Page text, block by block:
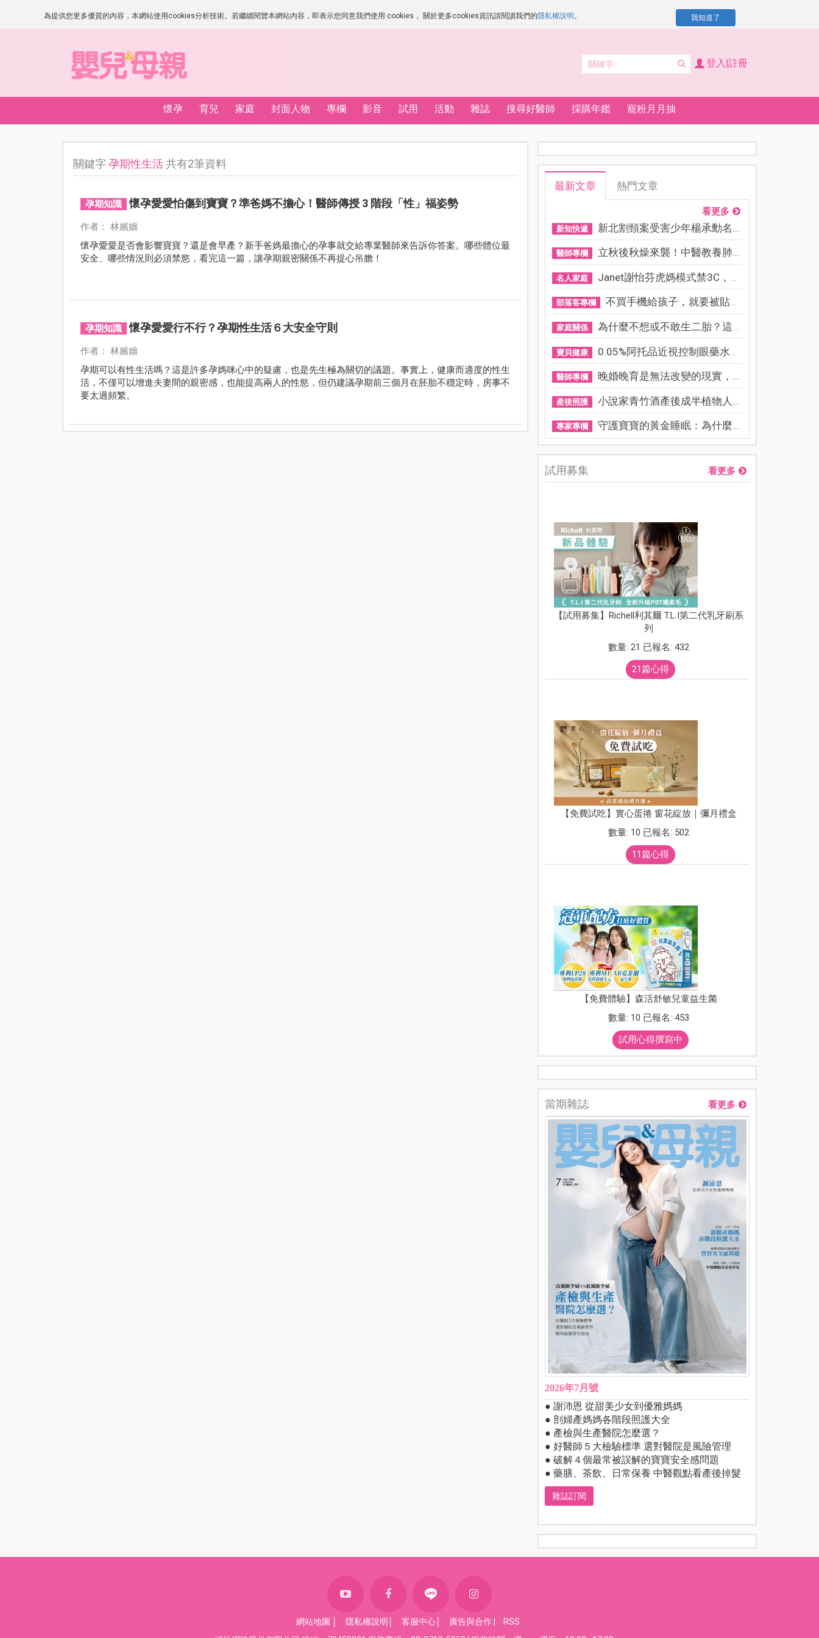
為提供您更多優質的內容，本網站使用cookies分析技術。若繼續閱覽本網站內容，即表示您同意我們使用 cookies， 關於更多cookies資訊請閱讀我們的隱私權說明 。 我知道了
登入|註冊
懷孕 育兒 家庭 封面人物 專欄 影音 試用 活動 雜誌 搜尋好醫師 採購年鑑 寵粉月月抽
關鍵字孕期性生活共有2筆資料
孕期知識 懷孕愛愛怕傷到寶寶？準爸媽不擔心！醫師傳授 3 階段「性」福姿勢
作者： 林嬪嬙
懷孕愛愛是否會影響寶寶？還是會早產？新手爸媽最擔心的孕事就交給專業醫師來告訴你答案。哪些體位最
安全、哪些情況則必須禁慾，看完這一篇，讓孕期親密關係不再提心吊膽！
孕期知識 懷孕愛愛行不行？孕期性生活６大安全守則
作者： 林嬪嬙
孕期可以有性生活嗎？這是許多孕媽咪心中的疑慮，也是先生極為關切的議題。事實上，健康而適度的性生
活，不僅可以增進夫妻間的親密感，也能提高兩人的性慾，但仍建議孕期前三個月在胚胎不穩定時，房事不
要太過頻繁。
最新文章 熱門文章
看更多
新知快遞 新北割頸案受害少年楊承勳名...
醫師專欄 立秋後秋燥來襲！中醫教養肺...
名人家庭 Janet謝怡芬虎媽模式禁3C，看...
部落客專欄 不買手機給孩子，就要被貼「...
家庭關係 為什麼不想或不敢生二胎？這8...
寶貝健康 0.05%阿托品近視控制眼藥水納...
醫師專欄 晚婚晚育是無法改變的現實，...
產後照護 小說家青竹酒產後成半植物人...
專家專欄 守護寶寶的黃金睡眠：為什麼...
試用募集 看更多
【試用募集】Richell利其爾 T.L.I第二代乳牙刷系
列
數量: 21 已報名: 432
21篇心得
【免費試吃】實心蛋捲 窗花綻放｜彌月禮盒
數量: 10 已報名: 502
11篇心得
【免費體驗】森活舒敏兒童益生菌
數量: 10 已報名: 453
試用心得撰寫中
當期雜誌 看更多
2026年7月號
● 謝沛恩 從甜美少女到優雅媽媽
● 剖婦產媽媽各階段照護大全
● 產檢與生產醫院怎麼選？
● 好醫師５大檢驗標準 選對醫院是風險管理
● 破解４個最常被誤解的寶寶安全感問題
● 藥膳、茶飲、日常保養 中醫觀點看產後掉髮
雜誌訂閱
網站地圖 隱私權說明 客服中心 廣告與合作
RSS